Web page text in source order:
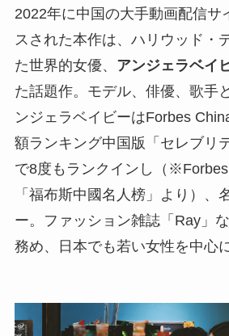
2022年に中国の大手動画配信サ
スされた本作は、ハリウッド・
た世界的女優、 アンジェラベイ
た話題作。モデル、俳優、歌手
ンジェラベイビーはForbes
額ランキング中国版「セレブリ
で8度もランクインし（
「福布斯中國名人榜」より）、
ー。ファッション雑誌「Ray」
務め、日本でも若い女性を中心